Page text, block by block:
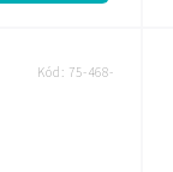
Kód: 75-468-